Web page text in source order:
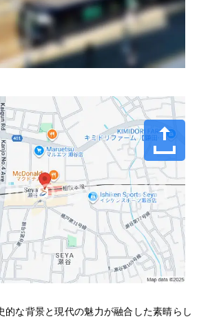
的な背景と現代の魅力が融合した素晴らし